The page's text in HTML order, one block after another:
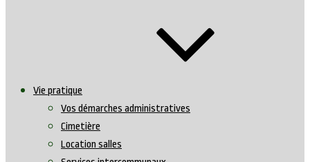
Vie pratique
Vos démarches administratives
Cimetière
Location salles